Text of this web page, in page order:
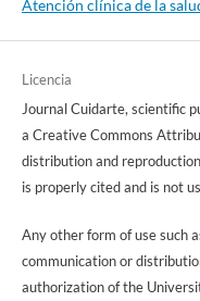
Atención clínica de la
Licencia
Journal Cuidarte, scientific
a Creative Commons
distribution and
is properly cited and is not
Any other form of use such
communication or
authorization of the